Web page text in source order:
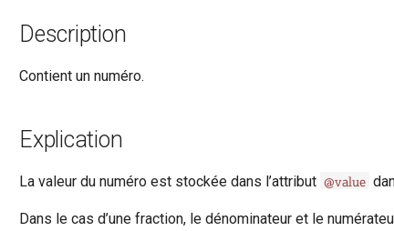
Description
Contient un numéro.
Explication
La valeur du numéro est stockée dans l’attribut @value
Dans le cas d’une fraction, le dénominateur et le